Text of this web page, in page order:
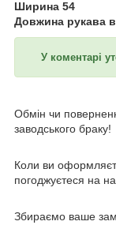
Ширина 54
Довжина рукава
У коментарі
Обмін чи
заводського браку!
Коли ви
погоджуєтеся на
Збираємо ваше